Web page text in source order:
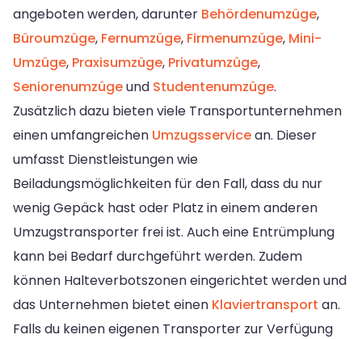
angeboten werden, darunter Behördenumzüge,
Büroumzüge, Fernumzüge, Firmenumzüge, Mini-
Umzüge, Praxisumzüge, Privatumzüge,
Seniorenumzügeund Studentenumzüge.
Zusätzlich dazu bieten viele Transportunternehmen
einen umfangreichen Umzugsservicean. Dieser
umfasst Dienstleistungen wie
Beiladungsmöglichkeiten für den Fall, dass du nur
wenig Gepäck hast oder Platz in einem anderen
Umzugstransporter frei ist. Auch eine Entrümplung
kann bei Bedarf durchgeführt werden. Zudem
können Halteverbotszonen eingerichtet werden und
das Unternehmen bietet einen Klaviertransport an.
Falls du keinen eigenen Transporter zur Verfügung